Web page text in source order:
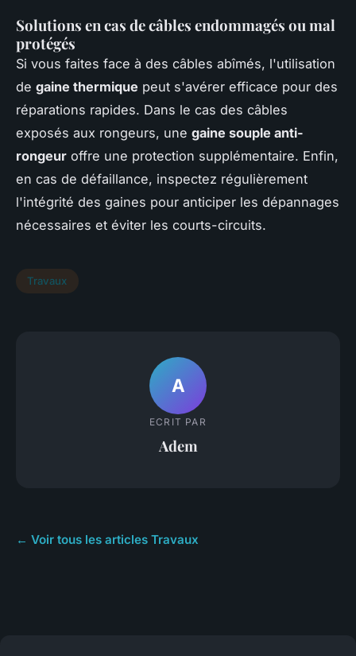
Solutions en cas de câbles endommagés ou mal
protégés
Si vous faites face à des câbles abîmés, l'utilisation
de gaine thermique peut s'avérer efficace pour des
réparations rapides. Dans le cas des câbles
exposés aux rongeurs, une gaine souple anti-
rongeur offre une protection supplémentaire. Enfin,
en cas de défaillance, inspectez régulièrement
l'intégrité des gaines pour anticiper les dépannages
nécessaires et éviter les courts-circuits.
Travaux
A
ECRIT PAR
Adem
← Voir tous les articles Travaux